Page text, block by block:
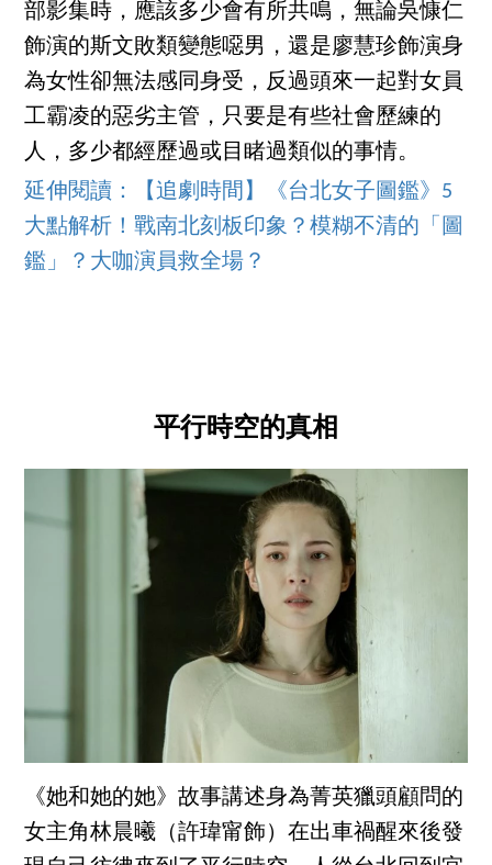
部影集時，應該多少會有所共鳴，無論吳慷仁
飾演的斯文敗類變態噁男，還是廖慧珍飾演身
為女性卻無法感同身受，反過頭來一起對女員
工霸凌的惡劣主管，只要是有些社會歷練的
人，多少都經歷過或目睹過類似的事情。
延伸閱讀：【追劇時間】《台北女子圖鑑》5
大點解析！戰南北刻板印象？模糊不清的「圖
鑑」？大咖演員救全場？
平行時空的真相
《她和她的她》故事講述身為菁英獵頭顧問的
女主角林晨曦（許瑋甯飾）在出車禍醒來後發